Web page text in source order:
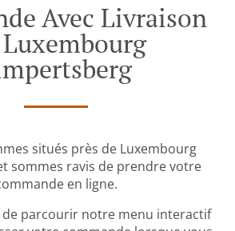
Avec Livraison
situés près de Luxembourg
sommes ravis de prendre votre
en ligne.
de parcourir notre menu interactif